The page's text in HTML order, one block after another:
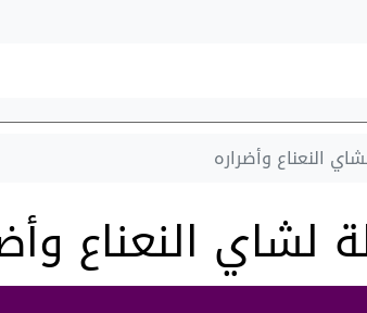
النعناع وأضراره
النعناع